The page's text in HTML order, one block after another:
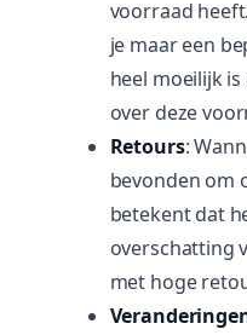
voorraad
je maar een
heel moeilijk
over deze
Retours:
bevonden om
betekent dat
overschatting
met hoge